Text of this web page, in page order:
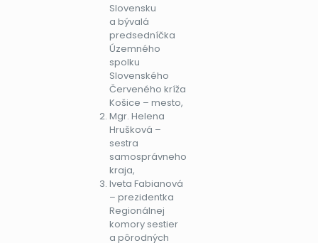
Slovensku
a bývalá
predsedníčka
Územného
spolku
Slovenského
Červeného kríža
Košice – mesto,
Mgr. Helena
Hrušková –
sestra
samosprávneho
kraja,
Iveta Fabianová
– prezidentka
Regionálnej
komory sestier
a pôrodných